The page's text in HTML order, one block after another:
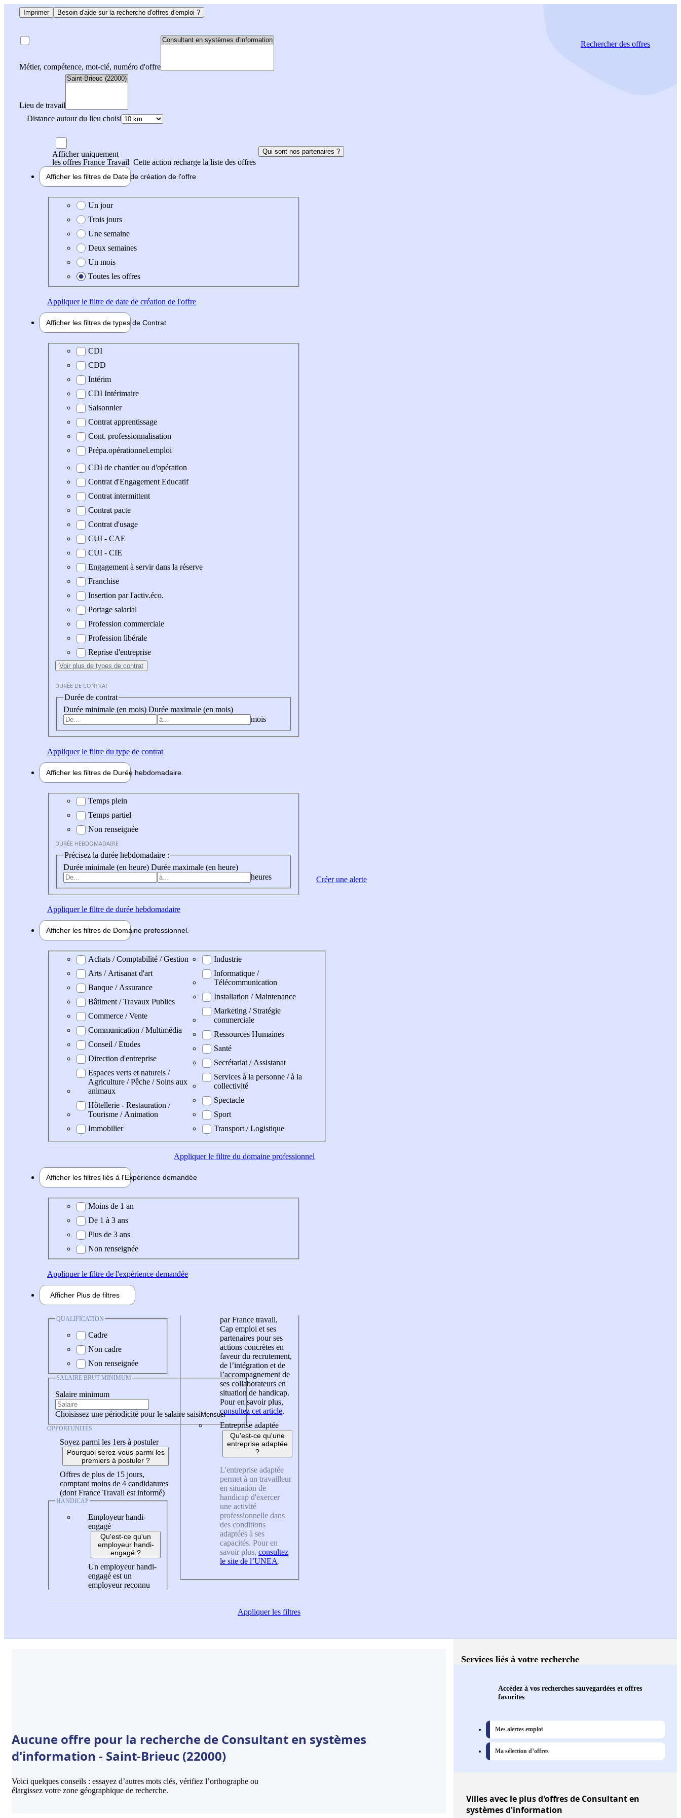
Imprimer Besoin d'aide sur la recherche d'offres d'emploi ?
Métier, compétence, mot-clé, numéro d'offre
Lieu de travail
Distance autour du lieu choisi
Rechercherdes offres
Afficher uniquement
les offres France Travail Cette action recharge la liste des offres
Qui sont nos partenaires ?
Afficher les filtres de Date de création de l'offre
Date de création de l'offre
Un jour
Trois jours
Une semaine
Deux semaines
Un mois
Toutes les offres
Appliquerle filtre de date de création de l'offre
Afficher les filtres de types de Contrat
Type de contrat
CDI
CDD
Intérim
CDI Intérimaire
Saisonnier
Contrat apprentissage
Cont. professionnalisation
Prépa.opérationnel.emploi
CDI de chantier ou d'opération
Contrat d'Engagement Educatif
Contrat intermittent
Contrat pacte
Contrat d'usage
CUI - CAE
CUI - CIE
Engagement à servir dans la réserve
Franchise
Insertion par l'activ.éco.
Portage salarial
Profession commerciale
Profession libérale
Reprise d'entreprise
Voir plus de types de contrat
DURÉE DE CONTRAT
Durée de contrat
Durée minimale (en mois) Durée maximale (en mois)
mois
Appliquerle filtre du type de contrat
Afficher les filtres de Durée hebdomadaire
Durée hebdomadaire
Temps plein
Temps partiel
Non renseignée
DURÉE HEBDOMADAIRE
Précisez la durée hebdomadaire :
Durée minimale (en heure) Durée maximale (en heure)
heures
Appliquerle filtre de durée hebdomadaire
Afficher les filtres de Domaine professionnel
Domaine professionel
Achats / Comptabilité / Gestion
Arts / Artisanat d'art
Banque / Assurance
Bâtiment / Travaux Publics
Commerce / Vente
Communication / Multimédia
Conseil / Etudes
Direction d'entreprise
Espaces verts et naturels /
Agriculture / Pêche / Soins aux
animaux
Hôtellerie - Restauration /
Tourisme / Animation
Immobilier
Industrie
Informatique /
Télécommunication
Installation / Maintenance
Marketing / Stratégie
commerciale
Ressources Humaines
Santé
Secrétariat / Assistanat
Services à la personne / à la
collectivité
Spectacle
Sport
Transport / Logistique
Appliquerle filtre du domaine professionnel
Afficher les filtres liés à l'Expérience demandée
Expérience demandée
Moins de 1 an
De 1 à 3 ans
Plus de 3 ans
Non renseignée
Appliquerle filtre de l'expérience demandée
Afficher Plus de filtres
QUALIFICATION
Cadre
Non cadre
Non renseignée
SALAIRE BRUT MINIMUM
Salaire minimum
Choisissez une périodicité pour le salaire saisi
OPPORTUNITÉS
Soyez parmi les 1ers à postuler
Pourquoi serez-vous parmi les
premiers à postuler ?
Offres de plus de 15 jours,
comptant moins de 4 candidatures
(dont France Travail est informé)
HANDICAP
Employeur handi-
engagé
Qu'est-ce qu'un
employeur handi-
engagé ?
Un employeur handi-
engagé est un
employeur reconnu
par France travail,
Cap emploi et ses
partenaires pour ses
actions concrètes en
faveur du recrutement,
de l’intégration et de
l’accompagnement de
ses collaborateurs en
situation de handicap.
Pour en savoir plus,
consultez cet article.
Entreprise adaptée
Qu'est-ce qu'une
entreprise adaptée
?
L'entreprise adaptée
permet à un travailleur
en situation de
handicap d'exercer
une activité
professionnelle dans
des conditions
adaptées à ses
capacités. Pour en
savoir plus, consultez
le site de l’UNEA.
Appliquerles filtres
Créer une alerte
Aucune offre pour la recherche de Consultant en systèmes
d'information - Saint-Brieuc (22000)
Voici quelques conseils : essayez d’autres mots clés, vérifiez l’orthographe ou
élargissez votre zone géographique de recherche.
Services liés à votre recherche
Accédez à vos recherches sauvegardées et offres
favorites
Mes alertes emploi
Ma sélection d’offres
Villesavec le plus d'offres de Consultant en
systèmes d'information